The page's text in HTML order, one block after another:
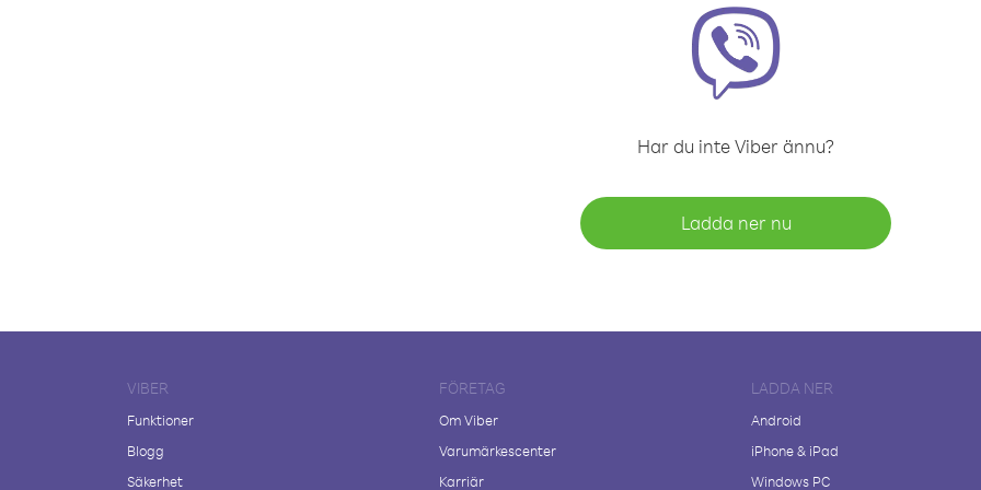
Har du inte Viber ännu?
Ladda ner nu
VIBER
Funktioner
Blogg
Säkerhet
FÖRETAG
Om Viber
Varumärkescenter
Karriär
LADDA NER
Android
iPhone & iPad
Windows PC